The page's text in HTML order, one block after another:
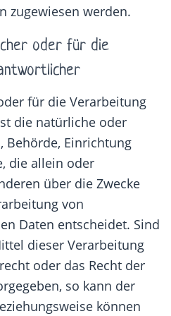
zugewiesen werden.
oder für die
für die Verarbeitung
die natürliche oder
Behörde, Einrichtung
die allein oder
über die Zwecke
von
Daten entscheidet. Sind
dieser Verarbeitung
oder das Recht der
so kann der
können